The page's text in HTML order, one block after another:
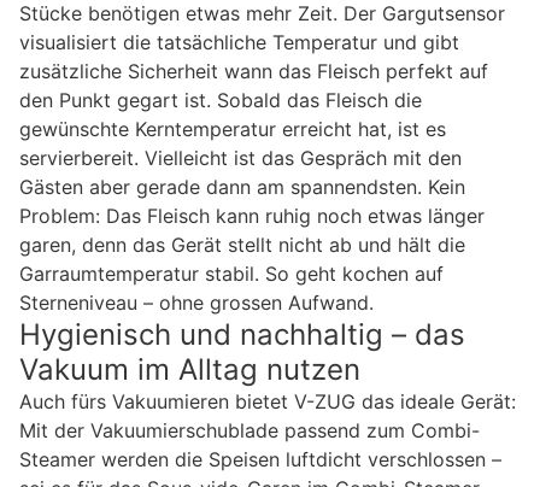
Stücke benötigen etwas mehr Zeit. Der Gargutsensor
visualisiert die tatsächliche Temperatur und gibt
zusätzliche Sicherheit wann das Fleisch perfekt auf
den Punkt gegart ist. Sobald das Fleisch die
gewünschte Kerntemperatur erreicht hat, ist es
servierbereit. Vielleicht ist das Gespräch mit den
Gästen aber gerade dann am spannendsten. Kein
Problem: Das Fleisch kann ruhig noch etwas länger
garen, denn das Gerät stellt nicht ab und hält die
Garraumtemperatur stabil. So geht kochen auf
Sterneniveau – ohne grossen Aufwand.
Hygienisch und nachhaltig – das
Vakuum im Alltag nutzen
Auch fürs Vakuumieren bietet V-ZUG das ideale Gerät:
Mit der Vakuumierschublade passend zum Combi-
Steamer werden die Speisen luftdicht verschlossen –